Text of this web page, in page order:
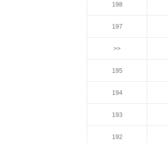
198
197
>>
195
194
193
192